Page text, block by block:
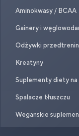
Aminokwasy / BCAA
Gainery i
Odżywki
Kreatyny
Suplementy diety na
Spalacze tłuszczu
Weganskie